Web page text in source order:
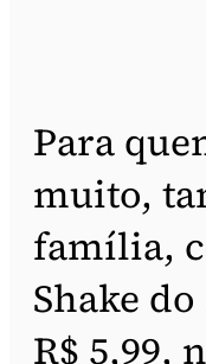
Para
muito,
família,
Shake
R$ 5,99,